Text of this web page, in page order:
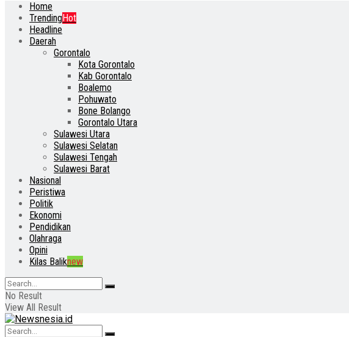
Home
TrendingHot
Headline
Daerah
Gorontalo
Kota Gorontalo
Kab Gorontalo
Boalemo
Pohuwato
Bone Bolango
Gorontalo Utara
Sulawesi Utara
Sulawesi Selatan
Sulawesi Tengah
Sulawesi Barat
Nasional
Peristiwa
Politik
Ekonomi
Pendidikan
Olahraga
Opini
Kilas Baliknew
No Result
View All Result